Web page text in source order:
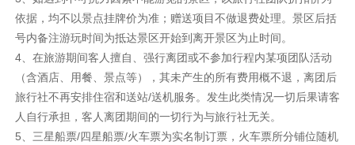
依据，均不以景点挂牌价为准；赠送项目不做退费处理。景区后括
号内备注游玩时间为抵达景区开始到离开景区为止时间。
4、在旅游期间客人擅自、强行离团或不参加行程内某项团队活动
（含酒店、用餐、景点等），其未产生的所有费用概不退，离团后
旅行社不再安排住宿和送站/送机服务。发生此类情况一切后果请客
人自行承担，客人离团期间的一切行为与旅行社无关。
5、三星船票/四星船票/火车票为实名制订票，火车票所分铺位随机